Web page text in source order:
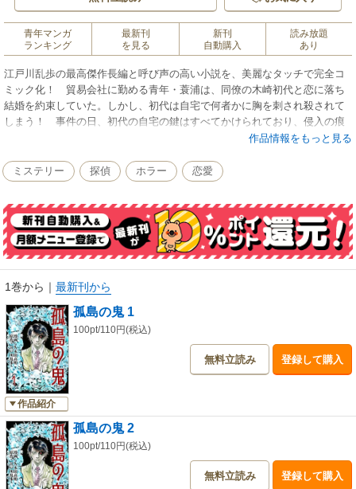
青年マンガ
ランキング
最新刊
を見る
新刊
自動購入
読み放題
あり
江戸川乱歩の最高傑作長編と呼び声の高い小説を、美麗なタッチで完全コ
ミック化！ 貿易会社に勤める青年・蓑浦は、同僚の木崎初代と恋に落ち
結婚を約束していた。しかし、初代は自宅で何者かに胸を刺され殺されて
しまう！ 事件の日、初代の自宅の鍵はすべてかけられており、侵入の痕
跡は見当たらない。遂行不能な密室殺人事件であるように思われた。蓑浦
るが……?!
作品情報をもっと見る
ミステリー 探偵 ホラー 恋愛
1巻から ｜ 最新刊から
作品紹介
孤島の鬼 1
100pt/110円(税込)
無料立読み 登録して購入
孤島の鬼 2
100pt/110円(税込)
無料立読み 登録して購入